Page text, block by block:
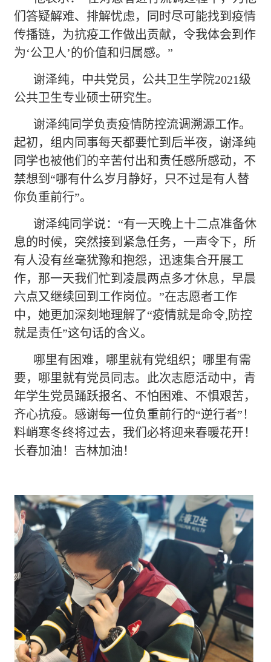
们答疑解难、排解忧虑，同时尽可能找到疫情
传播链，为抗疫工作做出贡献，令我体会到作
为‘公卫人’的价值和归属感。”
谢泽纯，中共党员，公共卫生学院2021级
公共卫生专业硕士研究生。
谢泽纯同学负责疫情防控流调溯源工作。
起初，组内同事每天都要忙到后半夜，谢泽纯
同学也被他们的辛苦付出和责任感所感动，不
禁想到 “哪有什么岁月静好，只不过是有人替
你负重前行”。
谢泽纯同学说： “有一天晚上十二点准备休
息的时候，突然接到紧急任务，一声令下，所
有人没有丝毫犹豫和抱怨，迅速集合开展工
作，那一天我们忙到凌晨两点多才休息，早晨
六点又继续回到工作岗位。”在志愿者工作
中，她更加深刻地理解了“疫情就是命令,防控
就是责任”这句话的含义。
哪里有困难，哪里就有党组织；哪里有需
要，哪里就有党员同志。此次志愿活动中，青
年学生党员踊跃报名、不怕困难、不惧艰苦，
齐心抗疫。感谢每一位负重前行的“逆行者”！
料峭寒冬终将过去，我们必将迎来春暖花开！
长春加油！吉林加油！